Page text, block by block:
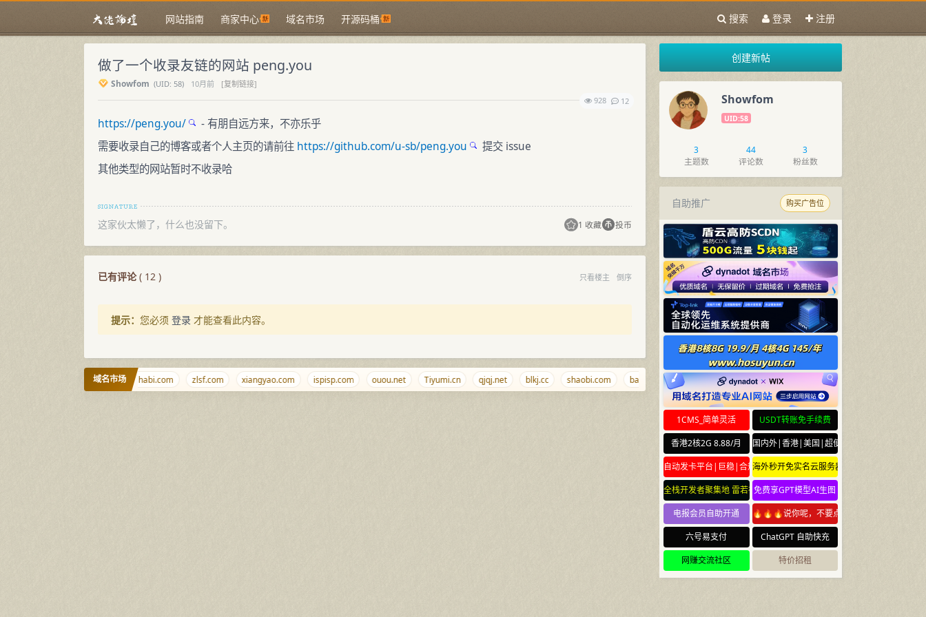
网站指南 商家中心 域名市场 开源码桶 搜索 登录 注册
做了一个收录友链的网站 peng.you
Showfom (UID: 58) 10月前
[复制链接]
928
12
https://peng.you/
- 有朋自远方来，不亦乐乎
需要收录自己的博客或者个人主页的请前往 https://github.com/u-sb/peng.you
提交 issue
其他类型的网站暂时不收录哈
这家伙太懒了，什么也没留下。 1 收藏 投币
已有评论( 12 ) 只看楼主 倒序
提示： 您必须 登录 才能查看此内容。
域名市场
diaozhui.com aishabi.com zlsf.com xiangyao.com ispisp.com ouou.net Tiyumi.cn qjqj.net blkj.cc shaobi.com baidu.sb foo.foo arkdir.com qq.md 347.cn
创建新帖
Showfom
UID:58
3
主题数
44
评论数
3
粉丝数
自助推广 购买广告位
1CMS_简单灵活
USDT转账免手续费
香港2核2G 8.88/月
国内外|香港|美国|超便宜云服务器
自动发卡平台|巨稳|合规海外秒开免实名云服务器
全栈开发者聚集地 雷若社区 leiruo.com
免费享GPT模型AI生图
电报会员自助开通
🔥🔥🔥说你呢，不要点🔥🔥🔥
六号易支付
ChatGPT 自助快充
网赚交流社区
特价招租